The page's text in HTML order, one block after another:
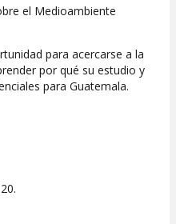
el Medioambiente
para acercarse a la
por qué su estudio y
para Guatemala.